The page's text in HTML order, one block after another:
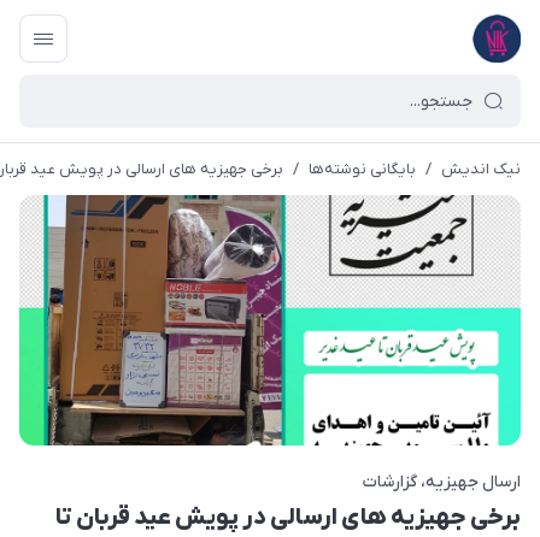
نیک اندیش / بایگانی نوشته‌ها / برخی جهیزیه های ارسالی در پویش عید
ارسال جهیزیه گزارشات
برخی جهیزیه های ارسالی در پویش عید قربان تا